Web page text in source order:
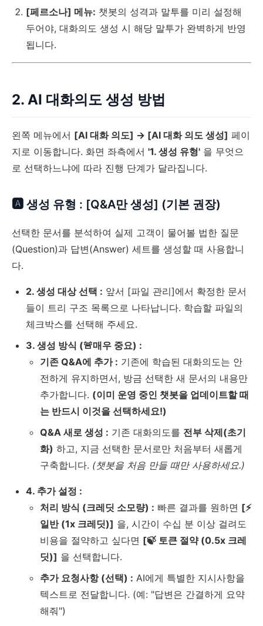
[페르소나] 메뉴: 챗봇의 성격과 말투를 미리 설정해
두어야, 대화의도 생성 시 해당 말투가 완벽하게 반영
됩니다.
2. AI 대화의도 생성 방법
왼쪽 메뉴에서 [AI 대화 의도] → [AI 대화 의도 생성] 페이
지로 이동합니다. 화면 좌측에서 '1. 생성 유형' 을 무엇으
로 선택하느냐에 따라 진행 단계가 달라집니다.
🅰 생성 유형 : [Q&A만 생성] (기본 권장)
선택한 문서를 분석하여 실제 고객이 물어볼 법한 질문
(Question)과 답변(Answer) 세트를 생성할 때 사용합니
다.
2. 생성 대상 선택 : 앞서 [파일 관리]에서 확정한 문서
들이 트리 구조 목록으로 나타납니다. 학습할 파일의
체크박스를 선택해 주세요.
3. 생성 방식 (🚨매우 중요) :
기존 Q&A에 추가 : 기존에 학습된 대화의도는 안
전하게 유지하면서, 방금 선택한 새 문서의 내용만
추가합니다. (이미 운영 중인 챗봇을 업데이트할 때
는 반드시 이것을 선택하세요!)
Q&A 새로 생성 : 기존 대화의도를 전부 삭제(초기
화) 하고, 지금 선택한 문서로만 처음부터 새롭게
구축합니다. (챗봇을 처음 만들 때만 사용하세요.)
4. 추가 설정 :
처리 방식 (크레딧 소모량) : 빠른 결과를 원하면 [⚡
일반 (1x 크레딧)] 을, 시간이 수십 분 이상 걸려도
비용을 절약하고 싶다면 [🍃 토큰 절약 (0.5x 크레
딧)] 을 선택합니다.
추가 요청사항 (선택) : AI에게 특별한 지시사항을
텍스트로 전달합니다. (예: "답변은 간결하게 요약
해줘")